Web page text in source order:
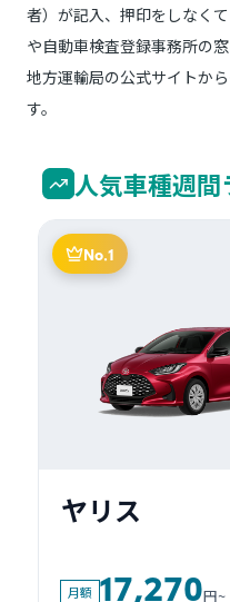
者）が記入、押印をしなく
や自動車検査登録事務所の
地方運輸局の公式サイトか
す。